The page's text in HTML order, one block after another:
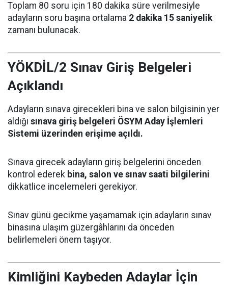
Toplam 80 soru için 180 dakika süre verilmesiyle
adayların soru başına ortalama 2 dakika 15 saniyelik
zamanı bulunacak.
YÖKDİL/2 Sınav Giriş Belgeleri
Açıklandı
Adayların sınava girecekleri bina ve salon bilgisinin yer
aldığı sınava giriş belgeleri ÖSYM Aday İşlemleri
Sistemi üzerinden erişime açıldı.
Sınava girecek adayların giriş belgelerini önceden
kontrol ederek bina, salon ve sınav saati bilgilerini
dikkatlice incelemeleri gerekiyor.
Sınav günü gecikme yaşamamak için adayların sınav
binasına ulaşım güzergâhlarını da önceden
belirlemeleri önem taşıyor.
Kimliğini Kaybeden Adaylar İçin